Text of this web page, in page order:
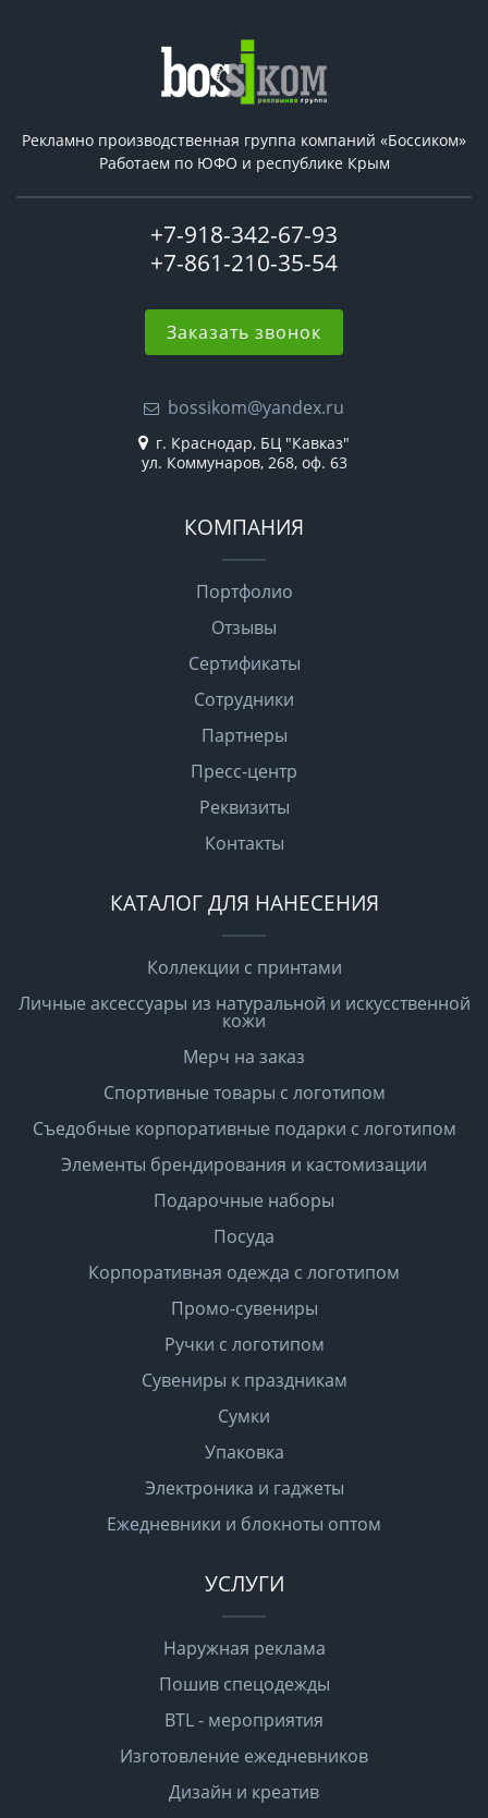
Рекламно производственная группа компаний «Боссиком»
Работаем по ЮФО и республике Крым
+7-918-342-67-93
+7-861-210-35-54
Заказать звонок
bossikom@yandex.ru
г. Краснодар, БЦ "Кавказ"
ул. Коммунаров, 268, оф. 63
КОМПАНИЯ
Портфолио
Отзывы
Сертификаты
Сотрудники
Партнеры
Пресс-центр
Реквизиты
Контакты
КАТАЛОГ ДЛЯ НАНЕСЕНИЯ
Коллекции с принтами
Личные аксессуары из натуральной и искусственной
кожи
Мерч на заказ
Спортивные товары с логотипом
Съедобные корпоративные подарки с логотипом
Элементы брендирования и кастомизации
Подарочные наборы
Посуда
Корпоративная одежда с логотипом
Промо-сувениры
Ручки с логотипом
Сувениры к праздникам
Сумки
Упаковка
Электроника и гаджеты
Ежедневники и блокноты оптом
УСЛУГИ
Наружная реклама
Пошив спецодежды
BTL - мероприятия
Изготовление ежедневников
Дизайн и креатив